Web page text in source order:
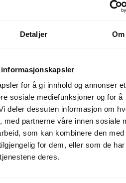
Detaljer Om
for å gi innhold og annonser et
sosiale mediefunksjoner og for å
deler dessuten informasjon om
med partnerne våre innen sosiale
som kan kombinere den med
for dem, eller som de
deres.
slags frivilligroller som
du kan engasjere deg i
til frivillige fra ulike
kjeks, frukt, kaffe og te.